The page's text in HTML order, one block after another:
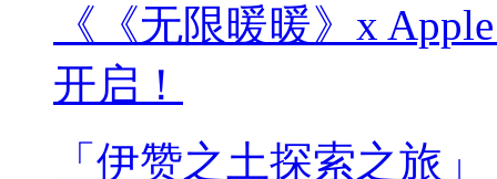
《《无限暖暖》x
开启！
「伊赞之土探索之旅